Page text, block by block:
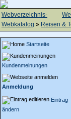
Webverzeichnis-
Webkatalog » Reisen &
Startseite
Kundenmeinungen
Anmeldung
Eintrag
ändern